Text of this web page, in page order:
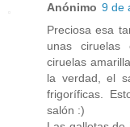
Anónimo 9 de
Preciosa esa
unas ciruelas
ciruelas
la verdad, el
frigoríficas.
salón :)